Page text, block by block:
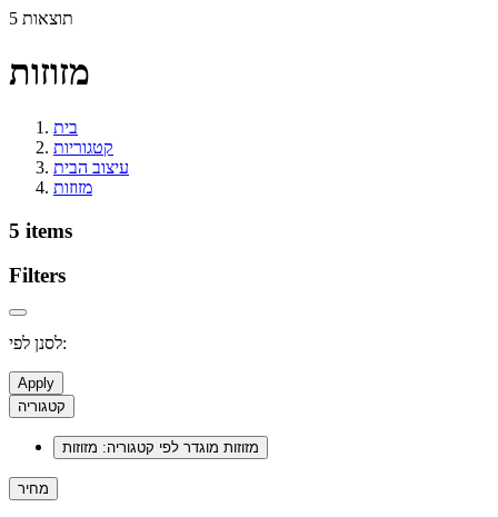
5 תוצאות
מזוזות
בית
קטגוריות
עיצוב הבית
מזוזות
5 items
Filters
לסנן לפי:
Apply
קטגוריה
מזוזות מוגדר לפי קטגוריה: מזוזות
מחיר